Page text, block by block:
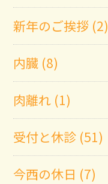
新年のご挨拶 (2)
内臓 (8)
肉離れ (1)
受付と休診 (51)
今西の休日 (7)